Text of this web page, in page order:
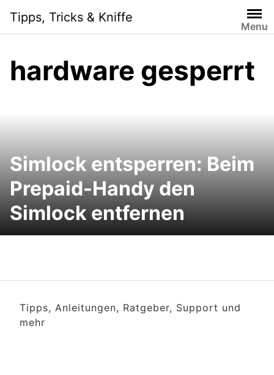
content
Tipps, Tricks & Kniffe
Menu
hardware gesperrt
Simlock entsperren: Beim
Prepaid-Handy den
Simlock entfernen
Tipps, Anleitungen, Ratgeber, Support und
mehr